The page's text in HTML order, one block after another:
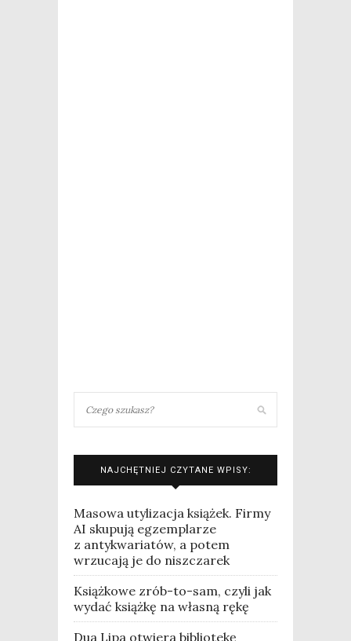
NAJCHĘTNIEJ CZYTANE WPISY:
Masowa utylizacja książek. Firmy
AI skupują egzemplarze
z antykwariatów, a potem
wrzucają je do niszczarek
Książkowe zrób-to-sam, czyli jak
wydać książkę na własną rękę
Dua Lipa otwiera bibliotekę